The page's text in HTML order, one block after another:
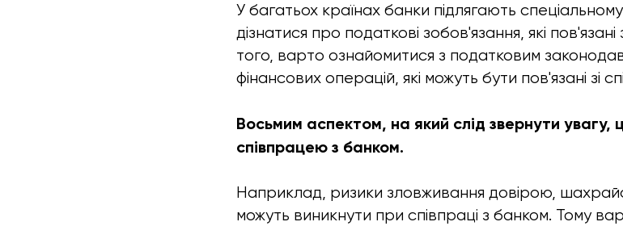
У багатьох країнах банки підлягають
дізнатися про податкові зобов'язання, які
того, варто ознайомитися з податковим
фінансових операцій, які можуть бути пов'язані зі
Восьмим аспектом, на який слід звернути увагу,
співпрацею з банком.
Наприклад, ризики зловживання довірою,
можуть виникнути при співпраці з банком. Тому